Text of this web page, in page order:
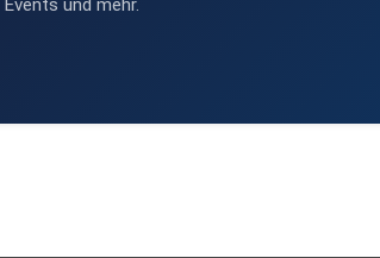
und mehr.